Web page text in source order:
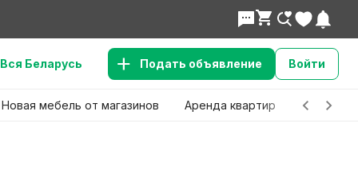
Вся Беларусь Подать объявление Войти
Новая мебель от магазинов Аренда квартир Детские